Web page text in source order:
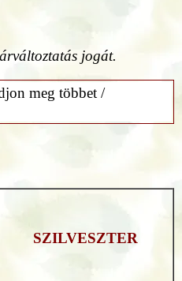
jogát.
meg többet /
SZILVESZTER